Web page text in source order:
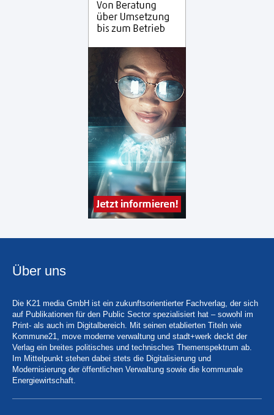
Über uns
Die K21 media GmbH ist ein zukunftsorientierter Fachverlag, der sich
auf Publikationen für den Public Sector spezialisiert hat – sowohl im
Print- als auch im Digitalbereich. Mit seinen etablierten Titeln wie
Kommune21, move moderne verwaltung und stadt+werk deckt der
Verlag ein breites politisches und technisches Themenspektrum ab.
Im Mittelpunkt stehen dabei stets die Digitalisierung und
Modernisierung der öffentlichen Verwaltung sowie die kommunale
Energiewirtschaft.